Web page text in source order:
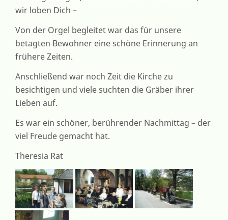
wir loben Dich –
Von der Orgel begleitet war das für unsere
betagten Bewohner eine schöne Erinnerung an
frühere Zeiten.
Anschließend war noch Zeit die Kirche zu
besichtigen und viele suchten die Gräber ihrer
Lieben auf.
Es war ein schöner, berührender Nachmittag – der
viel Freude gemacht hat.
Theresia Rat